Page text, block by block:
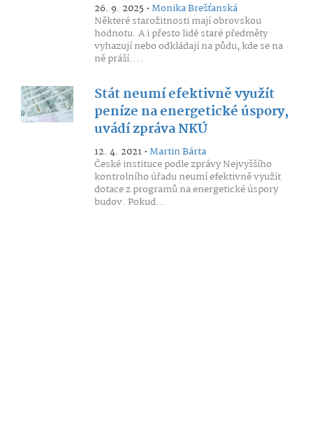
26. 9. 2025 •Monika Brešťanská
Některé starožitnosti mají obrovskou
hodnotu. A i přesto lidé staré předměty
vyhazují nebo odkládají na půdu, kde se na
ně práší....
Stát neumí efektivně využít
peníze na energetické úspory,
uvádí zpráva NKÚ
12. 4. 2021 •Martin Bárta
České instituce podle zprávy Nejvyššího
kontrolního úřadu neumí efektivně využít
dotace z programů na energetické úspory
budov. Pokud...